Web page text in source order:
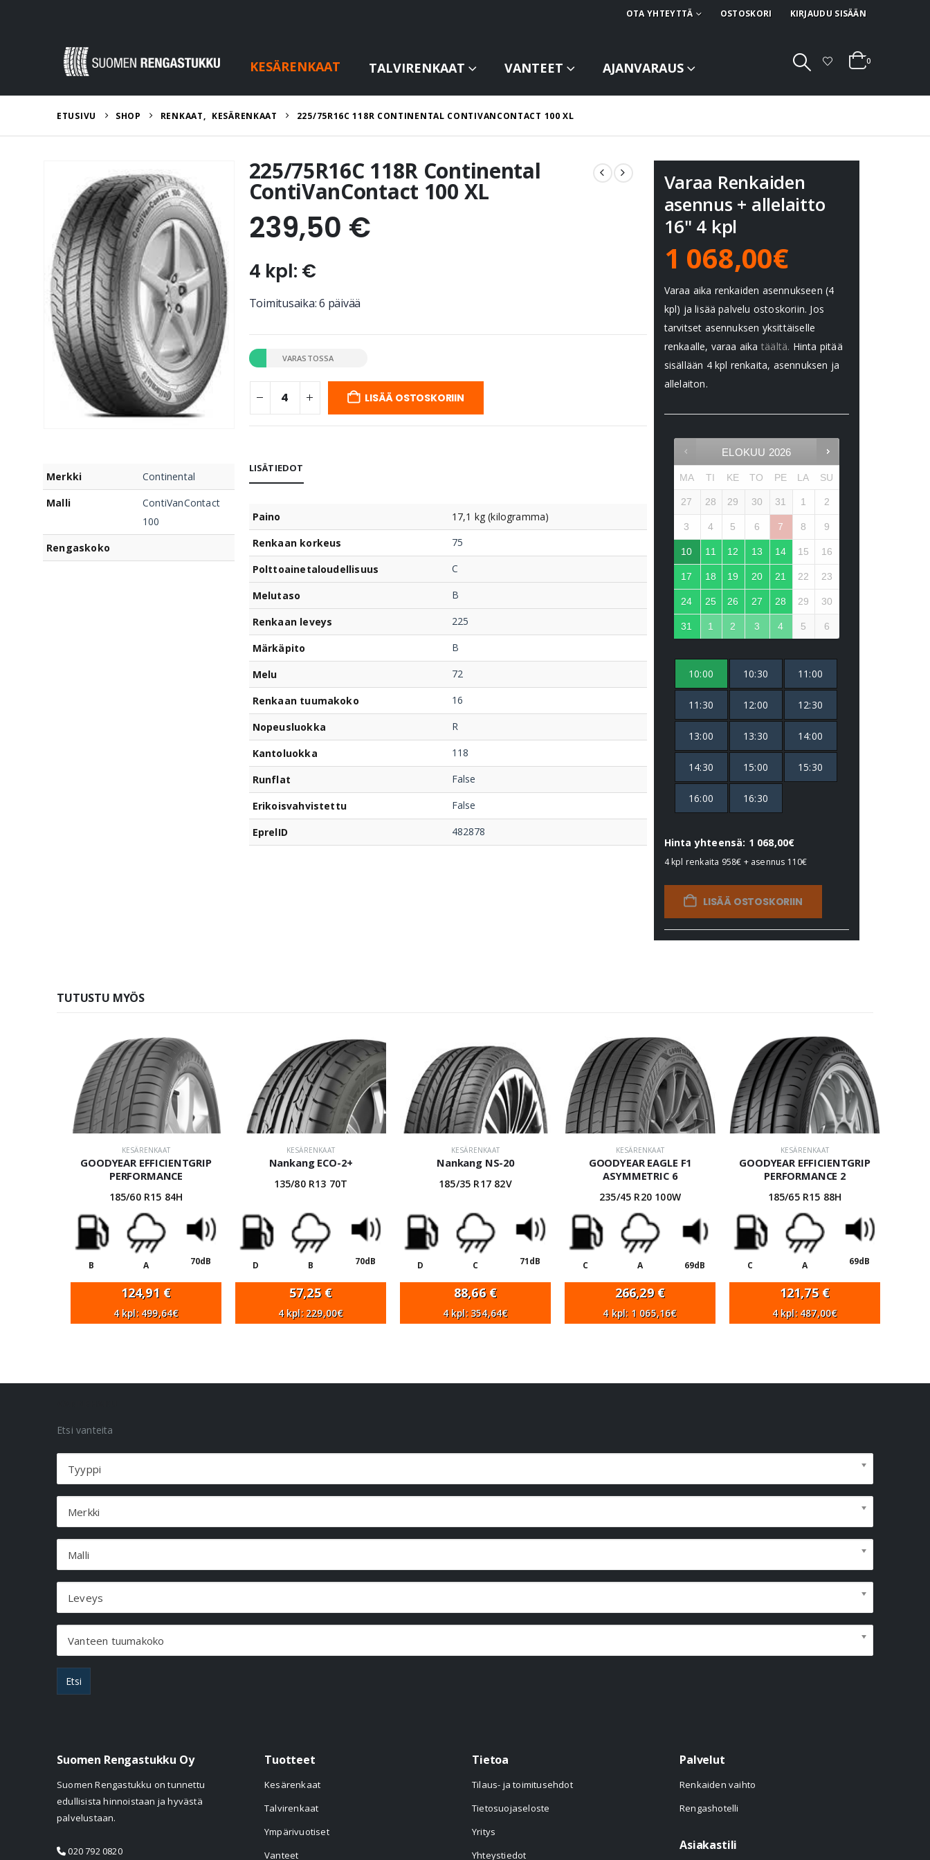
OTA YHTEYTTÄ OSTOSKORI KIRJAUDU SISÄÄN
KESÄRENKAAT TALVIRENKAAT VANTEET AJANVARAUS 0
ETUSIVU SHOP RENKAAT, KESÄRENKAAT 225/75R16C 118R CONTINENTAL CONTIVANCONTACT 100 XL
Merkki
Continental
Malli
ContiVanContact
100
Rengaskoko
225/75R16C 118R Continental
ContiVanContact 100 XL
239,50 €
4 kpl: €
Toimitusaika: 6 päivää
VARASTOSSA
LISÄÄ OSTOSKORIIN
LISÄTIEDOT
Paino
17,1 kg (kilogramma)
Renkaan korkeus
75
Polttoainetaloudellisuus C
Melutaso B
Renkaan leveys 225
Märkäpito B
Melu 72
Renkaan tuumakoko 16
Nopeusluokka R
Kantoluokka 118
Runflat False
Erikoisvahvistettu False
EprelID 482878
Varaa Renkaiden
asennus + allelaitto
16" 4 kpl
1 068,00€
Varaa aika renkaiden asennukseen (4
kpl) ja lisää palvelu ostoskoriin. Jos
tarvitset asennuksen yksittäiselle
renkaalle, varaa aika täältä. Hinta pitää
sisällään 4 kpl renkaita, asennuksen ja
allelaiton.
ELOKUU 2026
MA TI KE TO PE LA SU
27 28 29 30 31 1 2
3 4 5 6 7 8 9
10 11 12 13 14 15 16
17 18 19 20 21 22 23
24 25 26 27 28 29 30
31 1 2 3 4 5 6
10:00 10:30 11:00
11:30 12:00 12:30
13:00 13:30 14:00
14:30 15:00 15:30
16:00 16:30
Hinta yhteensä: 1 068,00€
4 kpl renkaita 958€ + asennus 110€
LISÄÄ OSTOSKORIIN
TUTUSTU MYÖS
KESÄRENKAAT
GOODYEAR EFFICIENTGRIP
PERFORMANCE
185/60 R15 84H
B A 70dB
124,91 €
4 kpl: 499,64€
KESÄRENKAAT
Nankang ECO-2+
135/80 R13 70T
D B 70dB
57,25 €
4 kpl: 229,00€
KESÄRENKAAT
Nankang NS-20
185/35 R17 82V
D C 71dB
88,66 €
4 kpl: 354,64€
KESÄRENKAAT
GOODYEAR EAGLE F1
ASYMMETRIC 6
235/45 R20 100W
C A 69dB
266,29 €
4 kpl: 1 065,16€
KESÄRENKAAT
GOODYEAR EFFICIENTGRIP
PERFORMANCE 2
185/65 R15 88H
C A 69dB
121,75 €
4 kpl: 487,00€
Etsi vanteita
Tyyppi
Merkki
Malli
Leveys
Vanteen tuumakoko
Etsi
Suomen Rengastukku Oy
Suomen Rengastukku on tunnettu
edullisista hinnoistaan ja hyvästä
palvelustaan.
020 792 0820
Tuotteet
Kesärenkaat
Talvirenkaat
Ympärivuotiset
Vanteet
Tietoa
Tilaus- ja toimitusehdot
Tietosuojaseloste
Yritys
Yhteystiedot
Palvelut
Renkaiden vaihto
Rengashotelli
Asiakastili